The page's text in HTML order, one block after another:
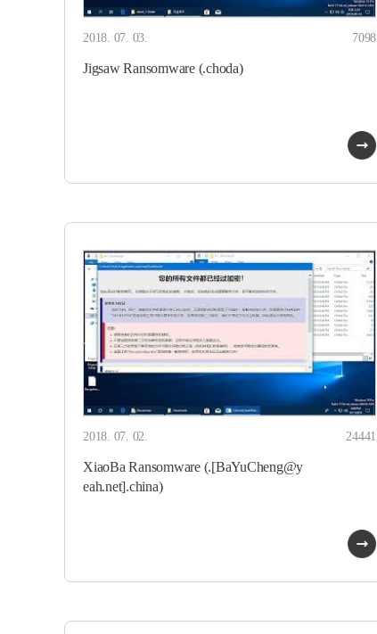
2018. 07. 03. 7098
Jigsaw Ransomware (.choda)
2018. 07. 02. 24441
XiaoBa Ransomware (.[BaYuCheng@y
eah.net].china)